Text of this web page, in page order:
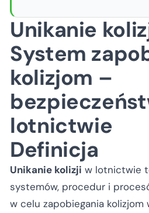
Unikanie
System
kolizjom –
lotnictwie
Definicja
Unikanie kolizji w lotnictwie
systemów, procedur i
w celu zapobiegania